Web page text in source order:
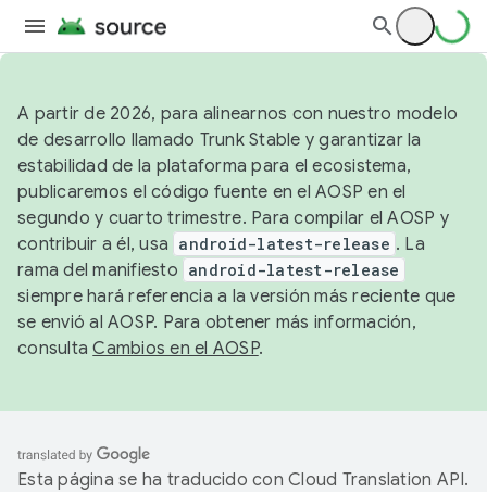
A partir de 2026, para alinearnos con nuestro modelo
de desarrollo llamado Trunk Stable y garantizar la
estabilidad de la plataforma para el ecosistema,
publicaremos el código fuente en el AOSP en el
segundo y cuarto trimestre. Para compilar el AOSP y
contribuir a él, usa android-latest-release . La
rama del manifiesto android-latest-release
siempre hará referencia a la versión más reciente que
se envió al AOSP. Para obtener más información,
consultaCambios en el AOSP.
Esta página se ha traducido con Cloud Translation API.